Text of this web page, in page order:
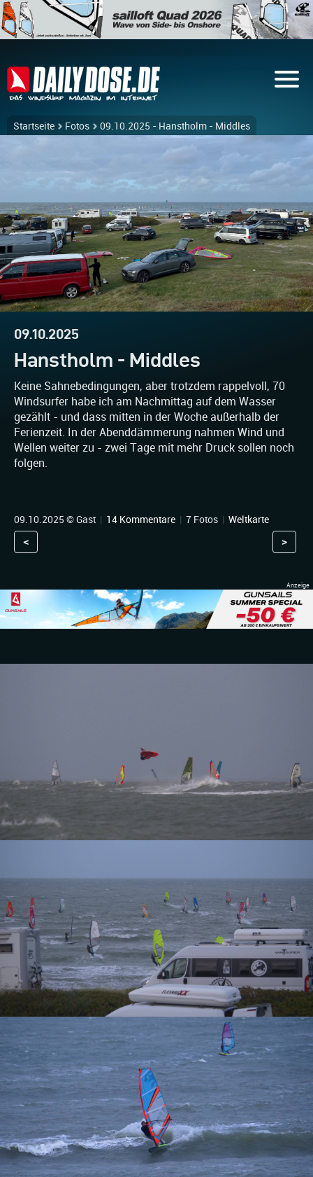
Startseite Fotos 09.10.2025 - Hanstholm - Middles
09.10.2025
Hanstholm - Middles
Keine Sahnebedingungen, aber trotzdem rappelvoll, 70
Windsurfer habe ich am Nachmittag auf dem Wasser
gezählt - und dass mitten in der Woche außerhalb der
Ferienzeit. In der Abenddämmerung nahmen Wind und
Wellen weiter zu - zwei Tage mit mehr Druck sollen noch
folgen.
09.10.2025 © Gast | 14 Kommentare | 7 Fotos | Weltkarte
< >